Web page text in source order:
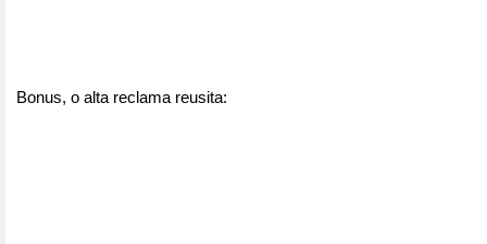
Bonus, o alta reclama reusita: